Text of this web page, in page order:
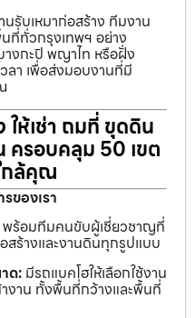
านรับเหมาก่อสร้าง ทีมงาน
ที่ทั่วกรุงเทพฯ อย่าง
างกะปิ พญาไท หรือฝั่ง
ลา เพื่อส่งมอบงานที่มี
ให้เช่า ถมที่ ขุดดิน
ครอบคลุม 50 เขต
กล้คุณ
ของเรา
พร้อมทีมคนขับผู้เชี่ยวชาญที่
ร้างและงานดินทุกรูปแบบ
ด: มีรถแบคโฮให้เลือกใช้งาน
งาน ทั้งพื้นที่กว้างและพื้นที่